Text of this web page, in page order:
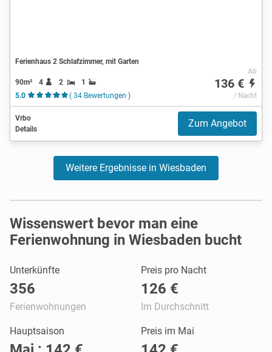
Ferienhaus 2 Schlafzimmer, mit Garten
90m² 4 2
1
5.0
( 34 Bewertungen )
Ab
136 €
/ Nacht
Vrbo
Details
Zum Angebot
Weitere Ergebnisse in Wiesbaden
Wissenswert bevor man eine
Ferienwohnung in Wiesbaden bucht
Unterkünfte
356
Ferienwohnungen
Preis pro Nacht
126 €
Im Durchschnitt
Hauptsaison Preis im Mai